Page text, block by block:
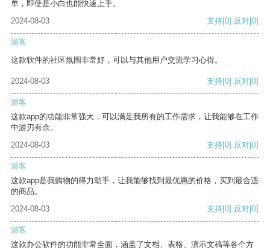
单，即使是小白也能快速上手。
2024-08-03
支持[0] 反对[0]
游客
这款软件的社区氛围非常好，可以与其他用户交流学习心得。
2024-08-03 支持[0] 反对[0]
游客
这款app的功能非常强大，可以满足我所有的工作需求，让我能够在工作
中游刃有余。
2024-08-03
支持[0] 反对[0]
游客
这款app是我购物的得力助手，让我能够找到最优惠的价格，买到最合适
的商品。
2024-08-03
支持[0] 反对[0]
游客
这款办公软件的功能非常全面，涵盖了文档、表格、演示文稿等各个方